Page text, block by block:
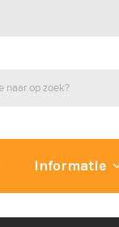
Informatie